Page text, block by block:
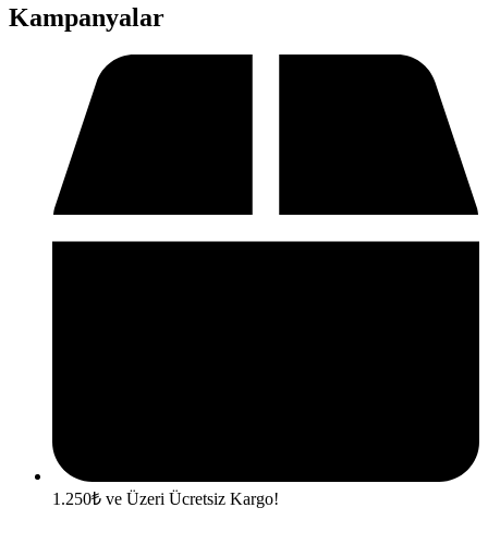
Kampanyalar
1.250₺ ve Üzeri Ücretsiz Kargo!